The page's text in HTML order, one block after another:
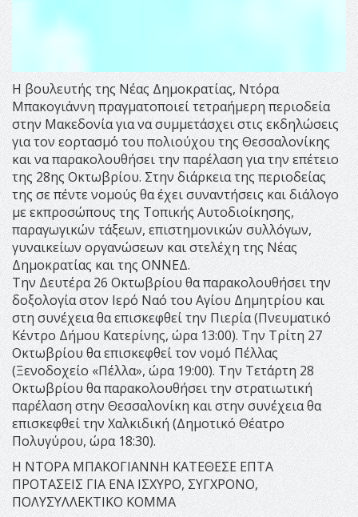
Η βουλευτής της Νέας Δημοκρατίας, Ντόρα
Μπακογιάννη πραγματοποιεί τετραήμερη περιοδεία
στην Μακεδονία για να συμμετάσχει στις εκδηλώσεις
για τον εορτασμό του πολιούχου της Θεσσαλονίκης
και να παρακολουθήσει την παρέλαση για την επέτειο
της 28ης Οκτωβρίου. Στην διάρκεια της περιοδείας
της σε πέντε νομούς θα έχει συναντήσεις και διάλογο
με εκπροσώπους της Τοπικής Αυτοδιοίκησης,
παραγωγικών τάξεων, επιστημονικών συλλόγων,
γυναικείων οργανώσεων και στελέχη της Νέας
Δημοκρατίας και της ΟΝΝΕΔ.
Την Δευτέρα 26 Οκτωβρίου θα παρακολουθήσει την
δοξολογία στον Ιερό Ναό του Αγίου Δημητρίου και
στη συνέχεια θα επισκεφθεί την Πιερία (Πνευματικό
Κέντρο Δήμου Κατερίνης, ώρα 13:00). Την Τρίτη 27
Οκτωβρίου θα επισκεφθεί τον νομό Πέλλας
(Ξενοδοχείο «Πέλλα», ώρα 19:00). Την Τετάρτη 28
Οκτωβρίου θα παρακολουθήσει την στρατιωτική
παρέλαση στην Θεσσαλονίκη και στην συνέχεια θα
επισκεφθεί την Χαλκιδική (Δημοτικό Θέατρο
Πολυγύρου, ώρα 18:30).
Η ΝΤΟΡΑ ΜΠΑΚΟΓΙΑΝΝΗ ΚΑΤΕΘΕΣΕ ΕΠΤΑ
ΠΡΟΤΑΣΕΙΣ ΓΙΑ ΕΝΑ ΙΣΧΥΡΟ, ΣΥΓΧΡΟΝΟ,
ΠΟΛΥΣΥΛΛΕΚΤΙΚΟ ΚΟΜΜΑ